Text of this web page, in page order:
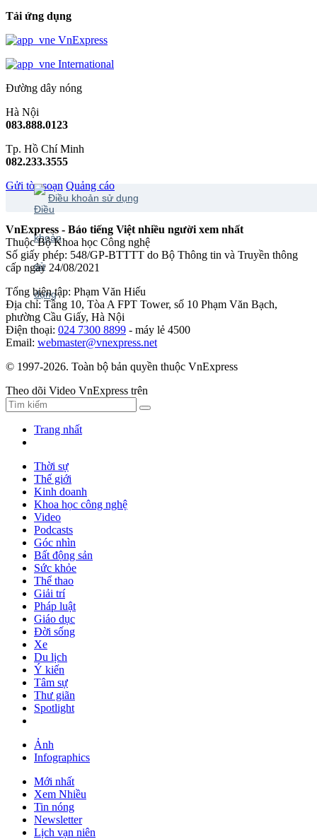
Tải ứng dụng
VnExpress
International
Đường dây nóng
Hà Nội
083.888.0123
Tp. Hồ Chí Minh
082.233.3555
Gửi tòa soạn Quảng cáo
Điều khoản sử dụng
VnExpress - Báo tiếng Việt nhiều người xem nhất
Thuộc Bộ Khoa học Công nghệ
Số giấy phép: 548/GP-BTTTT do Bộ Thông tin và Truyền thông
cấp ngày 24/08/2021
Tổng biên tập: Phạm Văn Hiếu
Địa chỉ: Tầng 10, Tòa A FPT Tower, số 10 Phạm Văn Bạch,
phường Cầu Giấy, Hà Nội
Điện thoại: 024 7300 8899 - máy lẻ 4500
Email: webmaster@vnexpress.net
© 1997-2026. Toàn bộ bản quyền thuộc VnExpress
Theo dõi Video VnExpress trên
Trang nhất
Thời sự
Thế giới
Kinh doanh
Khoa học công nghệ
Video
Podcasts
Góc nhìn
Bất động sản
Sức khỏe
Thể thao
Giải trí
Pháp luật
Giáo dục
Đời sống
Xe
Du lịch
Ý kiến
Tâm sự
Thư giãn
Spotlight
Ảnh
Infographics
Mới nhất
Xem Nhiều
Tin nóng
Newsletter
Lịch vạn niên